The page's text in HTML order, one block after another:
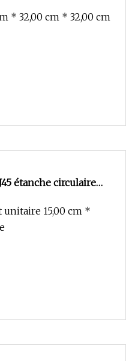
* 32,00 cm * 32,00 cm
étanche circulaire
15,00 cm *